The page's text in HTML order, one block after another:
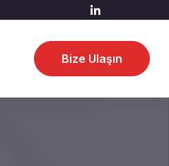
Bize Ulaşın